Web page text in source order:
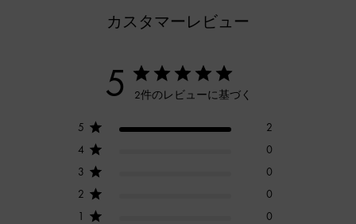
カスタマーレビュー
5 2件のレビューに基づく
5
2
4
0
3
0
2
0
1
0